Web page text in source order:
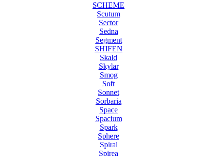
SCHEME
Scutum
Sector
Sedna
Segment
SHIFEN
Skald
Skylar
Smog
Soft
Sonnet
Sorbaria
Space
Spacium
Spark
Sphere
Spiral
Spirea